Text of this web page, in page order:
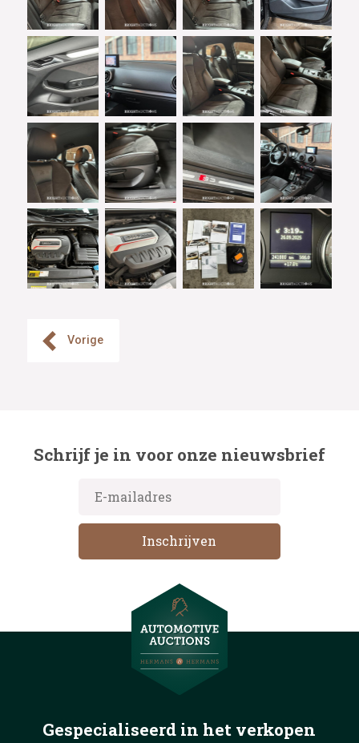
Vorige
Schrijf je in voor onze nieuwsbrief
Gespecialiseerd in het verkopen